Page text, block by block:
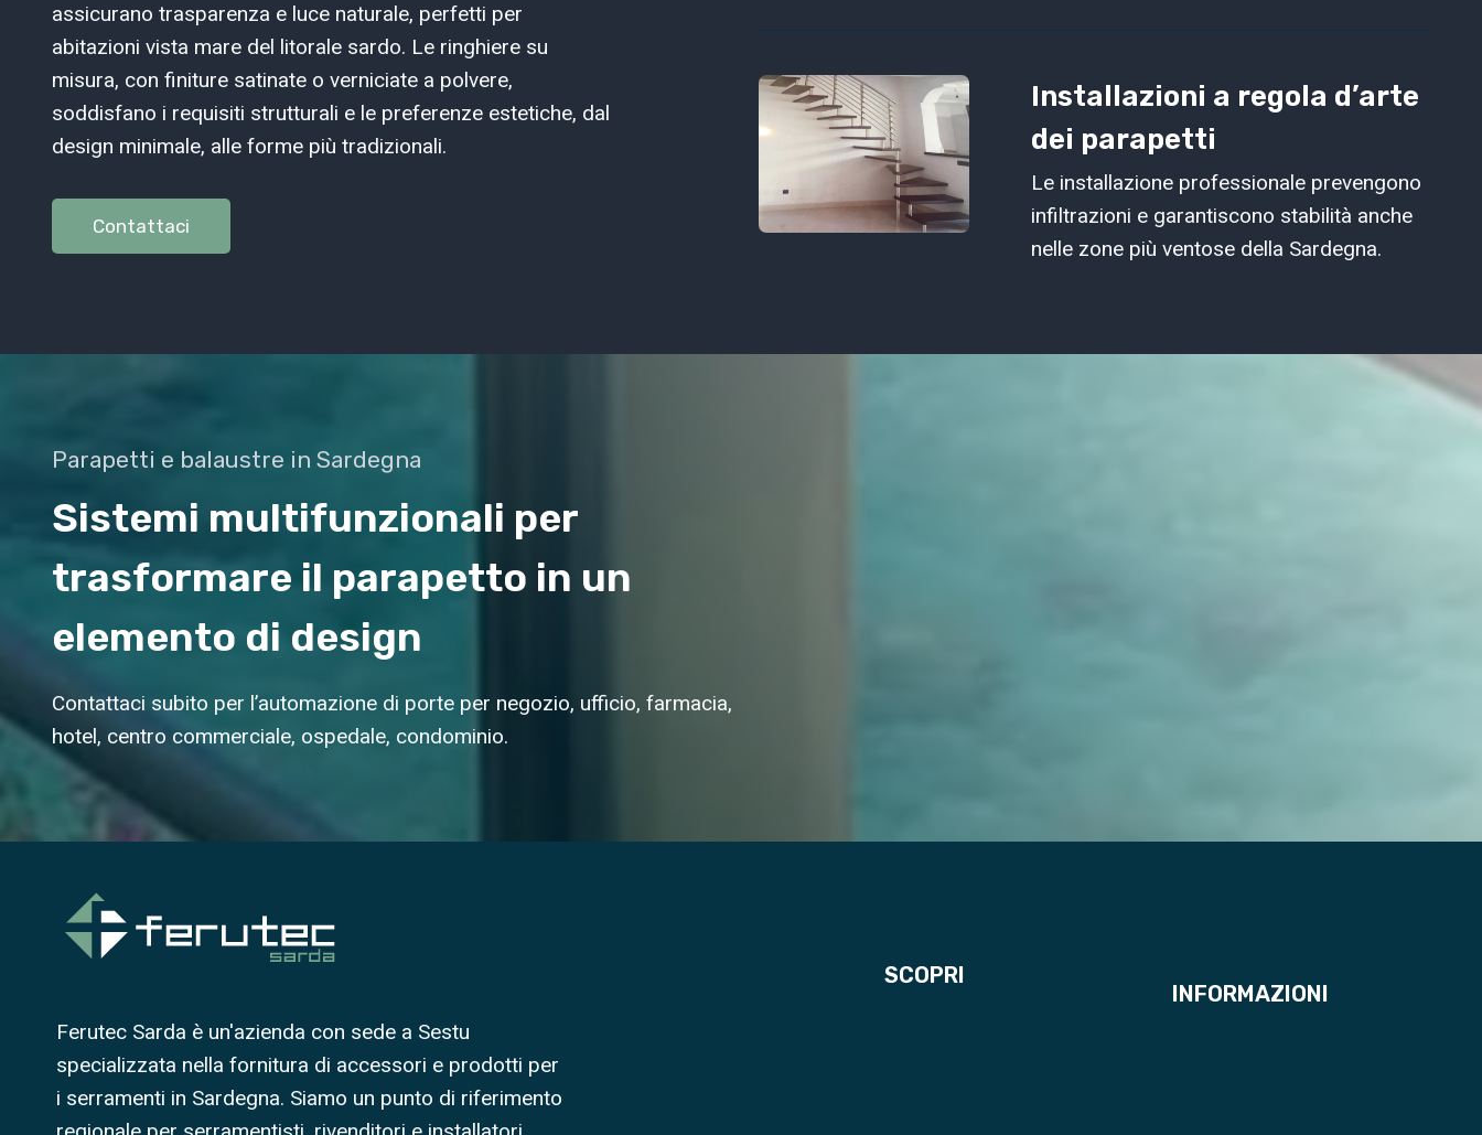
assicurano trasparenza e luce naturale, perfetti per
abitazioni vista mare del litorale sardo. Le ringhiere su
misura, con finiture satinate o verniciate a polvere,
soddisfano i requisiti strutturali e le preferenze estetiche, dal
design minimale, alle forme più tradizionali.
Contattaci
Installazioni a regola d’arte
dei parapetti
Le installazione professionale prevengono
infiltrazioni e garantiscono stabilità anche
nelle zone più ventose della Sardegna.
Parapetti e balaustre in Sardegna
Sistemi multifunzionali per
trasformare il parapetto in un
elemento di design
Contattaci subito per l’automazione di porte per negozio, ufficio, farmacia,
hotel, centro commerciale, ospedale, condominio.
Ferutec Sarda è un'azienda con sede a Sestu
specializzata nella fornitura di accessori e prodotti per
i serramenti in Sardegna. Siamo un punto di riferimento
SCOPRI
INFORMAZIONI